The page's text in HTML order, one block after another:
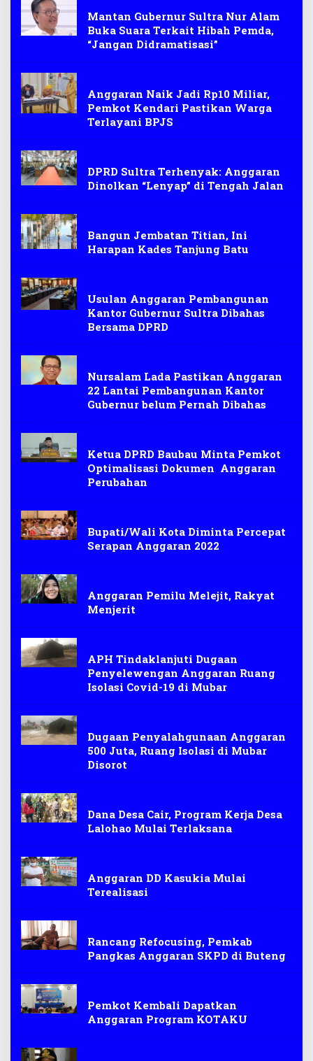
Mantan Gubernur Sultra Nur Alam
Buka Suara Terkait Hibah Pemda,
“Jangan Didramatisasi”
Anggaran Naik Jadi Rp10 Miliar,
Pemkot Kendari Pastikan Warga
Terlayani BPJS
DPRD Sultra Terhenyak: Anggaran
Dinolkan “Lenyap” di Tengah Jalan
Bangun Jembatan Titian, Ini
Harapan Kades Tanjung Batu
Usulan Anggaran Pembangunan
Kantor Gubernur Sultra Dibahas
Bersama DPRD
Nursalam Lada Pastikan Anggaran
22 Lantai Pembangunan Kantor
Gubernur belum Pernah Dibahas
Ketua DPRD Baubau Minta Pemkot
Optimalisasi Dokumen Anggaran
Perubahan
Bupati/Wali Kota Diminta Percepat
Serapan Anggaran 2022
Anggaran Pemilu Melejit, Rakyat
Menjerit
APH Tindaklanjuti Dugaan
Penyelewengan Anggaran Ruang
Isolasi Covid-19 di Mubar
Dugaan Penyalahgunaan Anggaran
500 Juta, Ruang Isolasi di Mubar
Disorot
Dana Desa Cair, Program Kerja Desa
Lalohao Mulai Terlaksana
Anggaran DD Kasukia Mulai
Terealisasi
Rancang Refocusing, Pemkab
Pangkas Anggaran SKPD di Buteng
Pemkot Kembali Dapatkan
Anggaran Program KOTAKU